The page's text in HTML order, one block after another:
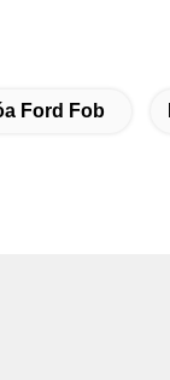
Ford Fob